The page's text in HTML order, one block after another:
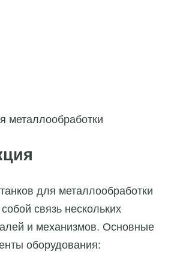
металлообработки
для металлообработки
связь нескольких
и механизмов. Основные
оборудования: